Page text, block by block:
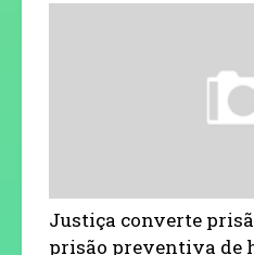
Justiça converte
prisão preventiva de